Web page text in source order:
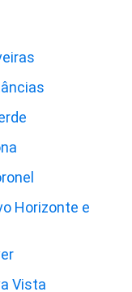
Horizonte e
Vista